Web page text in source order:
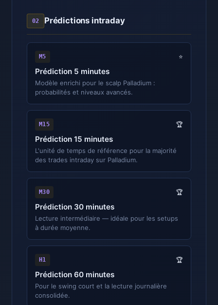
02 Prédictions intraday
M5 ⭐
Prédiction 5 minutes
Modèle enrichi pour le scalp Palladium :
probabilités et niveaux avancés.
M15 🏆
Prédiction 15 minutes
L'unité de temps de référence pour la majorité
des trades intraday sur Palladium.
M30 🏆
Prédiction 30 minutes
Lecture intermédiaire — idéale pour les setups
à durée moyenne.
H1 🏆
Prédiction 60 minutes
Pour le swing court et la lecture journalière
consolidée.